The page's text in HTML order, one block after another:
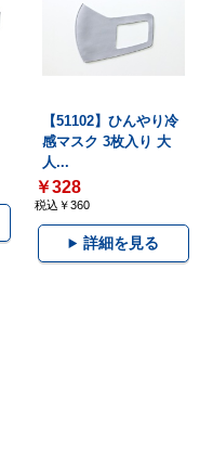
【51102】ひんやり冷
感マスク 3枚入り 大
人...
￥328
税込￥360
詳細を見る